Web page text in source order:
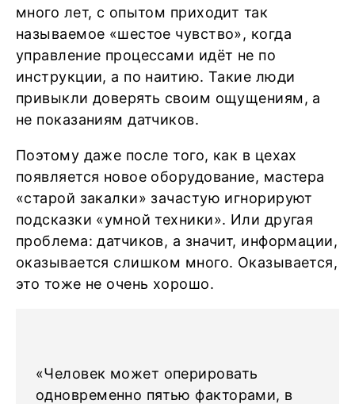
много лет, с опытом приходит так
называемое «шестое чувство», когда
управление процессами идёт не по
инструкции, а по наитию. Такие люди
привыкли доверять своим ощущениям, а
не показаниям датчиков.
Поэтому даже после того, как в цехах
появляется новое оборудование, мастера
«старой закалки» зачастую игнорируют
подсказки «умной техники». Или другая
проблема: датчиков, а значит, информации,
оказывается слишком много. Оказывается,
это тоже не очень хорошо.
«Человек может оперировать
одновременно пятью факторами, в